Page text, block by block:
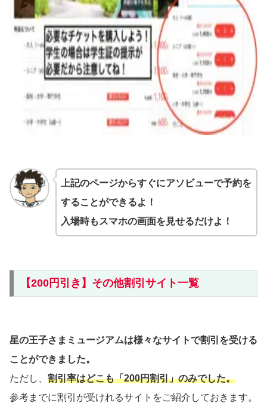
上記のページからすぐにアソビューで予約を
することができるよ！
入場時もスマホの画面を見せるだけよ！
【200円引き】その他割引サイト一覧
星の王子さまミュージアムは様々なサイトで割引を受ける
ことができました。
ただし、 割引率はどこも「200円割引」のみでした。
参考までに割引が受けれるサイトをご紹介しておきます。